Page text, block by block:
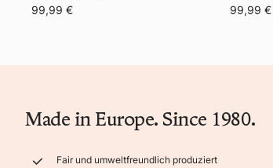
99,99 € 99,99 €
Made in Europe. Since 1980.
Fair und umweltfreundlich produziert